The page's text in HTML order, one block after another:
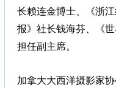
长赖连金博士、《浙
报》社长钱海芬、《
担任副主席。
加拿大大西洋摄影家